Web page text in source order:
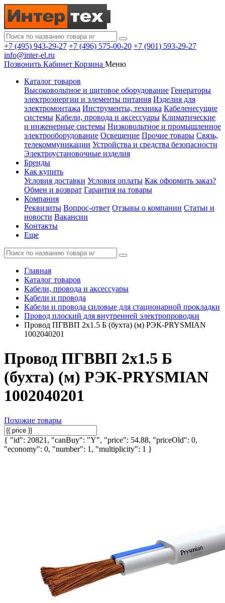
+7 (495) 943-29-27 +7 (496) 575-00-20 +7 (901) 593-29-27
info@inter-el.ru
Позвонить Кабинет Корзина Меню
Каталог товаров
Высоковольтное и щитовое оборудование Генераторы
электроэнергии и элементы питания Изделия для
электромонтажа Инструменты, техника Кабеленесущие
системы Кабели, провода и аксессуары Климатические
и инженерные системы Низковольтное и промышленное
электрооборудование Освещение Прочие товары Связь,
телекоммуникации Устройства и средства безопасности
Электроустановочные изделия
Бренды
Как купить
Условия доставки Условия оплаты Как оформить заказ?
Обмен и возврат Гарантия на товары
Компания
Реквизиты Вопрос-ответ Отзывы о компании Статьи и
новости Вакансии
Контакты
Еще
Главная
Каталог товаров
Кабели, провода и аксессуары
Кабели и провода
Кабели и провода силовые для стационарной прокладки
Провод плоский для внутренней электропроводки
Провод ПГВВП 2х1.5 Б (бухта) (м) РЭК-PRYSMIAN
1002040201
Провод ПГВВП 2х1.5 Б
(бухта) (м) РЭК-PRYSMIAN
1002040201
Похожие товары
{ "id": 20821, "canBuy": "Y", "price": 54.88, "priceOld": 0,
"economy": 0, "number": 1, "multiplicity": 1 }